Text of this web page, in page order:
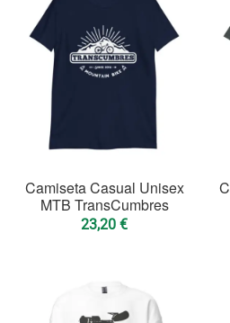
Camiseta Casual Unisex
MTB TransCumbres
23,20 €